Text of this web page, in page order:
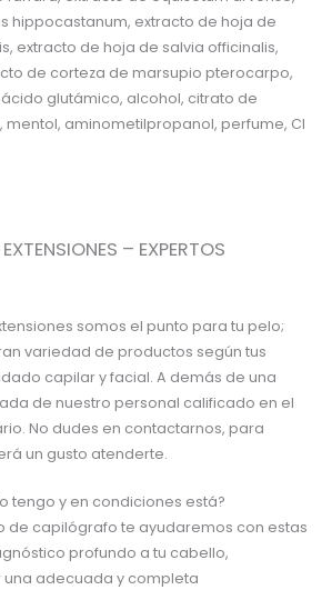
hippocastanum, extracto de hoja de
extracto de hoja de salvia officinalis,
de corteza de marsupio pterocarpo,
glutámico, alcohol, citrato de
mentol, aminometilpropanol, perfume, Cl
– EXPERTOS
somos el punto para tu pelo;
variedad de productos según tus
capilar y facial. A demás de una
de nuestro personal calificado en el
No dudes en contactarnos, para
un gusto atenderte.
tengo y en condiciones está?
de capilógrafo te ayudaremos con estas
profundo a tu cabello,
adecuada y completa